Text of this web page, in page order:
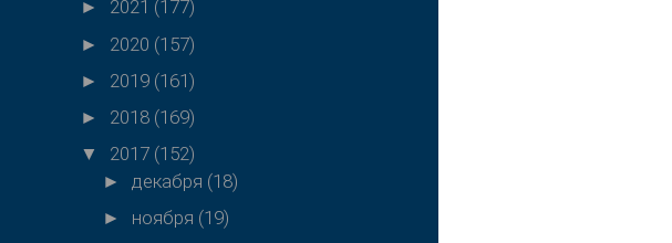
► 2021 (177)
► 2020 (157)
► 2019 (161)
► 2018 (169)
▼ 2017 (152)
► декабря (18)
► ноября (19)